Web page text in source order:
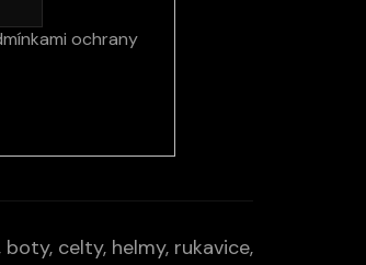
ochrany
celty, helmy, rukavice,